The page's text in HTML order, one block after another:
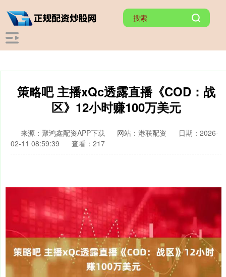
策略吧 主播xQc透露直播《COD：战
区》12小时赚100万美元
来源：聚鸿鑫配资APP下载 网站：港联配资
日期：2026-
02-11 08:59:39
查看：217